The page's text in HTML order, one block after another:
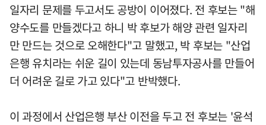
일자리 문제를 두고서도 공방이 이어졌다. 전 후보는 "해
양수도를 만들겠다고 하니 박 후보가 해양 관련 일자리
만 만드는 것으로 오해한다"고 말했고, 박 후보는 "산업
은행 유치라는 쉬운 길이 있는데 동남투자공사를 만들어
더 어려운 길로 가고 있다"고 반박했다.
이 과정에서 산업은행 부산 이전을 두고 전 후보는 '윤석